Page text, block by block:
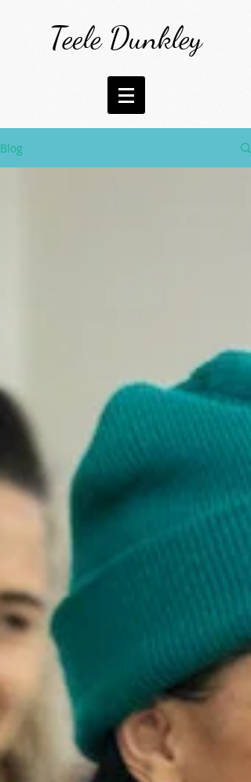
Teele Dunkley
Blog